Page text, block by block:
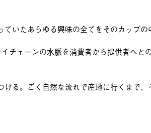
いたあらゆる興味の全てをそのカップ
チェーンの水脈を消費者から提供者へ
る。ごく自然な流れで産地に行くまで